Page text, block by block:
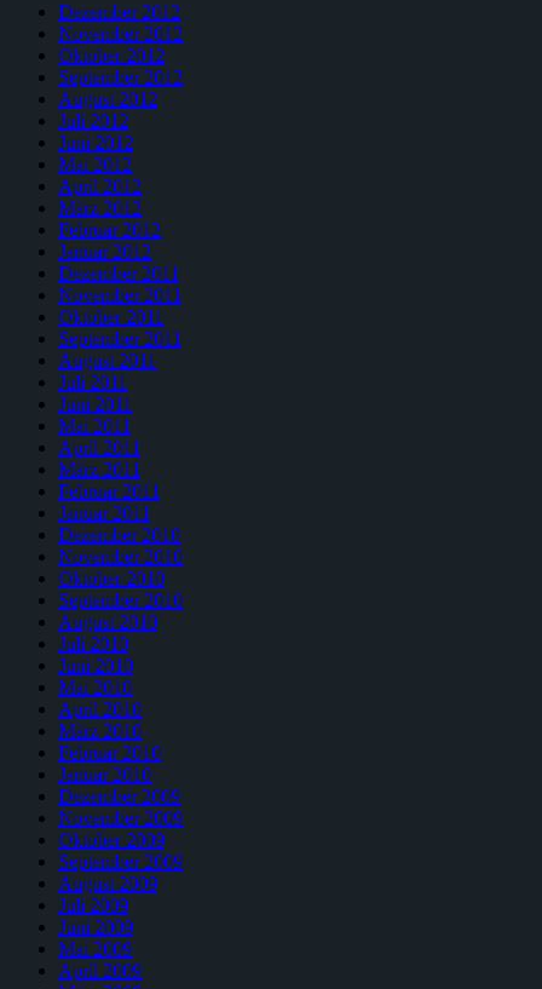
Dezember 2012
November 2012
Oktober 2012
September 2012
August 2012
Juli 2012
Juni 2012
Mai 2012
April 2012
März 2012
Februar 2012
Januar 2012
Dezember 2011
November 2011
Oktober 2011
September 2011
August 2011
Juli 2011
Juni 2011
Mai 2011
April 2011
März 2011
Februar 2011
Januar 2011
Dezember 2010
November 2010
Oktober 2010
September 2010
August 2010
Juli 2010
Juni 2010
Mai 2010
April 2010
März 2010
Februar 2010
Januar 2010
Dezember 2009
November 2009
Oktober 2009
September 2009
August 2009
Juli 2009
Juni 2009
Mai 2009
April 2009